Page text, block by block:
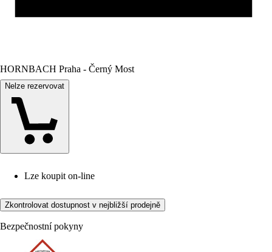
HORNBACH Praha - Černý Most
Nelze rezervovat
Lze koupit on-line
Zkontrolovat dostupnost v nejbližší prodejně
Bezpečnostní pokyny